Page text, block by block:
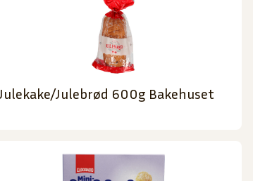
Julebrød 600g Bakehuset